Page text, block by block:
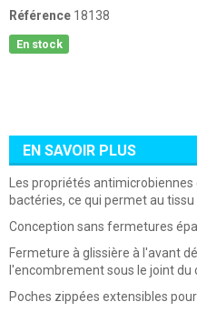
Référence 18138
En stock
EN SAVOIR PLUS
Les propriétés
bactéries, ce qui permet au
Conception sans fermetures
Fermeture à glissière à l'avant
l'encombrement sous le joint du
Poches zippées extensibles